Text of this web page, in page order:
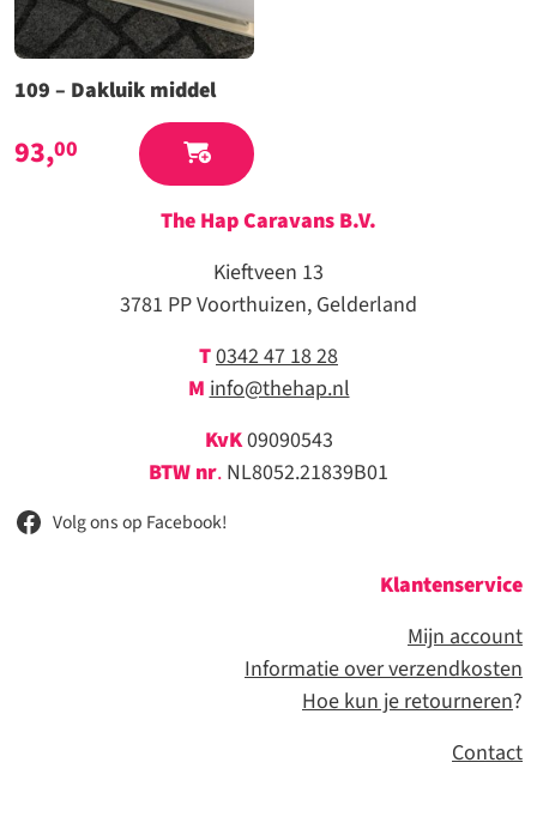
109 – Dakluik middel
93,00
The Hap Caravans B.V.
Kieftveen 13
3781 PP Voorthuizen, Gelderland
T0342 47 18 28
M info@thehap.nl
KvK09090543
BTW nr. NL8052.21839B01
Volg ons op Facebook!
Klantenservice
Mijn account
Informatie over verzendkosten
Hoe kun je retourneren?
Contact